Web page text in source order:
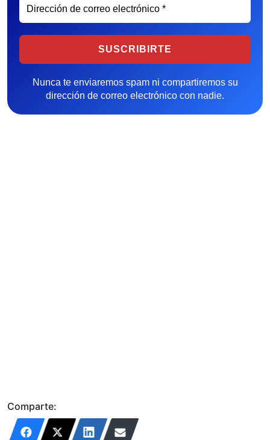
Nunca te enviaremos spam ni compartiremos su
dirección de correo electrónico con nadie.
Comparte: